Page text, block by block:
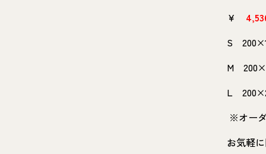
￥
S
M
L
※オー
お気軽